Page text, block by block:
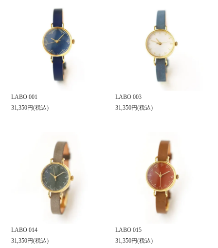
LABO 001
31,350円(税込)
LABO 003
31,350円(税込)
LABO 014
31,350円(税込)
LABO 015
31,350円(税込)